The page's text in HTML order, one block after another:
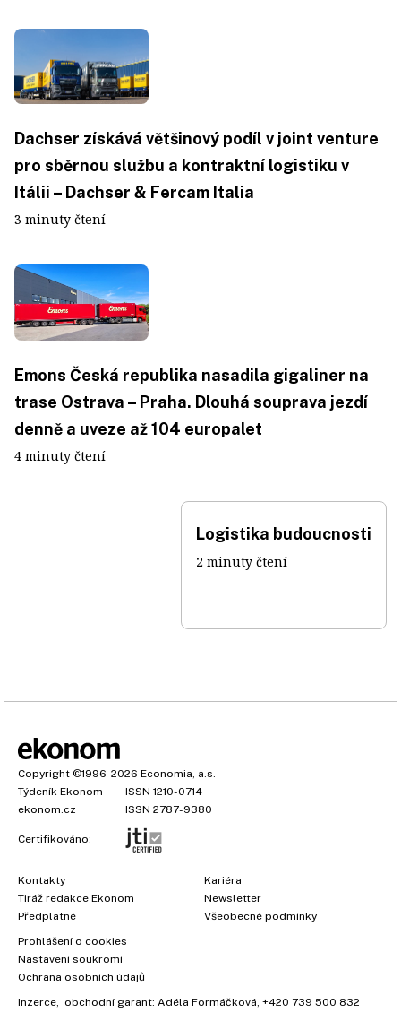
Dachser získává většinový podíl v joint venture
pro sběrnou službu a kontraktní logistiku v
Itálii – Dachser & Fercam Italia
3 minuty čtení
Emons Česká republika nasadila gigaliner na
trase Ostrava – Praha. Dlouhá souprava jezdí
denně a uveze až 104 europalet
4 minuty čtení
Logistika budoucnosti
2 minuty čtení
Copyright ©1996-2026 Economia, a.s.
Týdeník Ekonom
ISSN 1210-0714
ekonom.cz
ISSN 2787-9380
Certifikováno:
Kontakty
Tiráž redakce Ekonom
Předplatné
Kariéra
Newsletter
Všeobecné podmínky
Prohlášení o cookies
Nastavení soukromí
Ochrana osobních údajů
Inzerce , obchodní garant: Adéla Formáčková +420 739 500 832